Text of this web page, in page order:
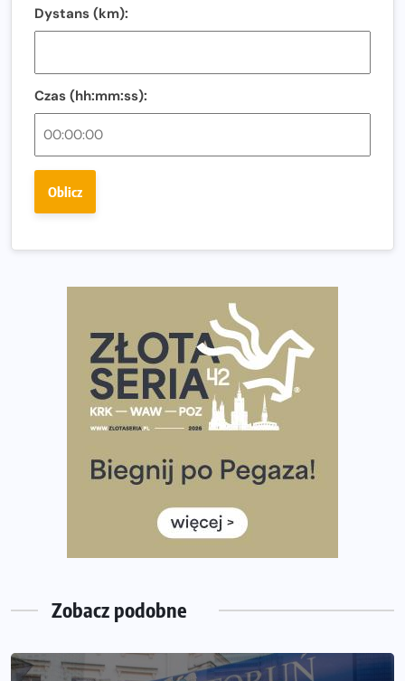
Amazfit Balance 3: Kompleksowe narzędzie dla biegacza
Regeneracja w bieganiu. Co warto o niej wiedzieć?
Ostatnie wolne miejsca na jubileuszowy Bieg
Fabrykanta. Organizatorzy odkrywają trasę dzień po
wybiera wyzwanie trzech największych maratonów w
Praska 5k Run gospodarzem Mistrzostw Polski
Największy Bieg Powstania Warszawskiego w historii.
Ponad 12 tysięcy uczestników pobiegło dla Bohaterów!
Tętno vs tempo – czym kierować się w bieganiu?
Co ma dużo białka? Produkty, które warto włączyć do
Rozbiegany Olsztyn szykuje się na weekend z
Już w tę sobotę 35. Bieg Powstania Warszawskiego.
Wystartuje rekordowa liczba uczestników
35. Bieg Powstania Warszawskiego – praktyczny
poradnik przed startem
Dystans (km):
Czas (hh:mm:ss):
Oblicz
Zobacz podobne